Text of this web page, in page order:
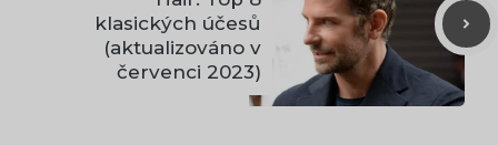
klasických účesů
(aktualizováno v
červenci 2023)